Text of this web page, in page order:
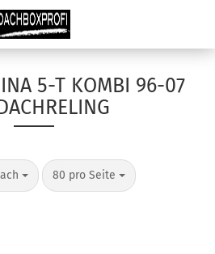
5-T KOMBI 96-07
80 pro Seite